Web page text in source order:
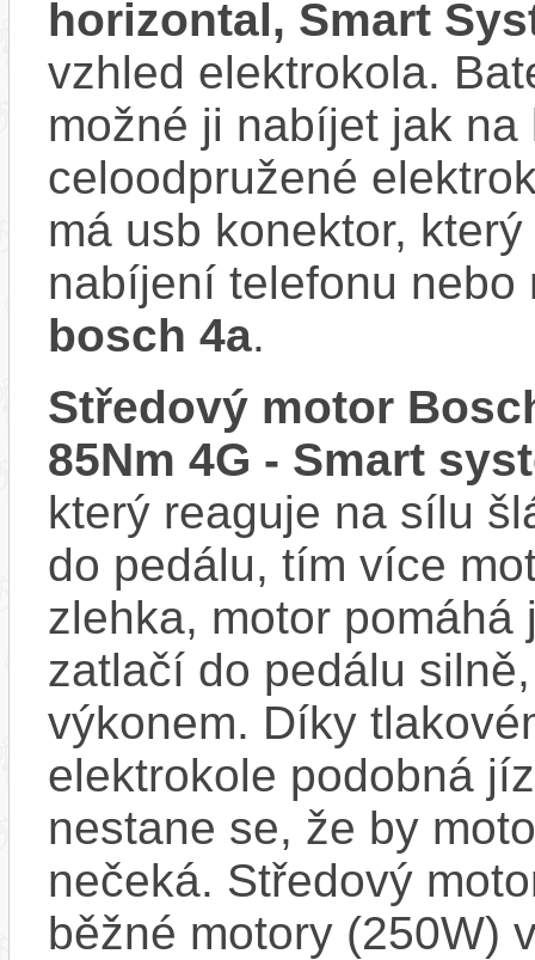
horizontal, Smart
vzhled elektrokola.
možné ji nabíjet jak
celoodpružené
má usb konektor,
nabíjení telefonu
bosch 4a.
Středový motor
85Nm 4G - Smart
který reaguje na sílu
do pedálu, tím více
zlehka, motor
zatlačí do pedálu
výkonem. Díky
elektrokole podobná
nestane se, že by
nečeká. Středový
běžné motory (250W)